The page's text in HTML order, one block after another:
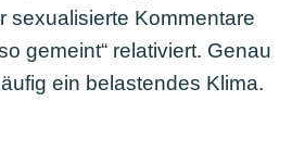
sexualisierte Kommentare
gemeint“ relativiert. Genau
ein belastendes Klima.